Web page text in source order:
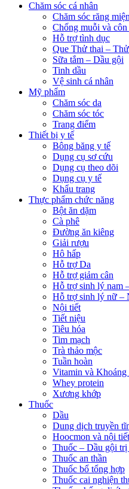
Chăm sóc cá nhân
Chăm sóc răng
Chống muỗi và
Hỗ trợ tình dục
Que Thử thai –
Sữa tắm – Dầu gội
Tinh dầu
Vệ sinh cá nhân
Mỹ phẩm
Chăm sóc da
Chăm sóc tóc
Trang điểm
Thiết bị y tế
Bông băng y tế
Dụng cụ sơ cứu
Dụng cụ theo dõi
Dụng cụ y tế
Khẩu trang
Thực phẩm chức năng
Bột ăn dặm
Cà phê
Đường ăn kiêng
Giải rượu
Hô hấp
Hỗ trợ Da
Hỗ trợ giảm cân
Hỗ trợ sinh lý nam
Hỗ trợ sinh lý nữ –
Nội tiết
Tiết niệu
Tiêu hóa
Tim mạch
Trà thảo mộc
Tuần hoàn
Vitamin và Khoáng
Whey protein
Xương khớp
Thuốc
Dầu
Dung dịch truyền
Hoocmon và nội
Thuốc – Dầu gội trị
Thuốc an thần
Thuốc bổ tổng hợp
Thuốc cai nghiện